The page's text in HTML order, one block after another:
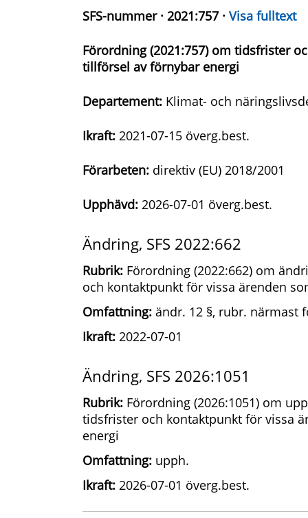
SFS-nummer · 2021:757 · Visa fulltext
Förordning (2021:757) om tidsfrister
tillförsel av förnybar energi
Departement: Klimat- och
Ikraft: 2021-07-15 överg.best.
Förarbeten: direktiv (EU) 2018/2001
Upphävd: 2026-07-01 överg.best.
Ändring, SFS 2022:662
Rubrik: Förordning (2022:662) om
och kontaktpunkt för vissa ärenden
Omfattning: ändr. 12 §, rubr. närmast
Ikraft: 2022-07-01
Ändring, SFS 2026:1051
Rubrik: Förordning (2026:1051) om
tidsfrister och kontaktpunkt för vissa
energi
Omfattning: upph.
Ikraft: 2026-07-01 överg.best.